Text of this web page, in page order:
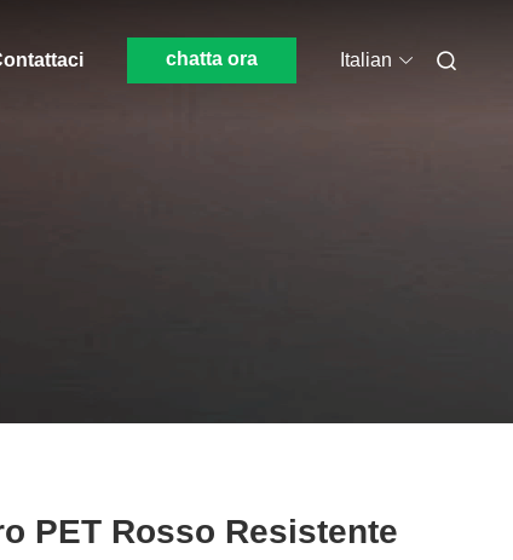
chatta ora Italian
PET Rosso Resistente